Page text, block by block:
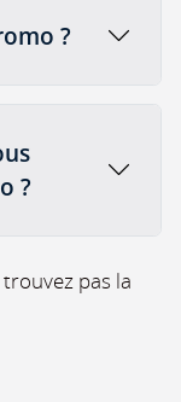
?
?
pas la